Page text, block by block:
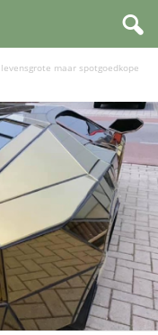
maar spotgoedkope